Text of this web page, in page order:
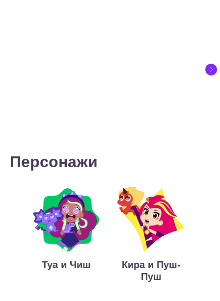
Персонажи
Кира и Пуш-
Пуш
Туа и Чиш